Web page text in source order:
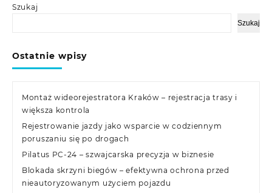
Szukaj
Szukaj
Ostatnie wpisy
Montaż wideorejestratora Kraków – rejestracja trasy i
większa kontrola
Rejestrowanie jazdy jako wsparcie w codziennym
poruszaniu się po drogach
Pilatus PC-24 – szwajcarska precyzja w biznesie
Blokada skrzyni biegów – efektywna ochrona przed
nieautoryzowanym użyciem pojazdu